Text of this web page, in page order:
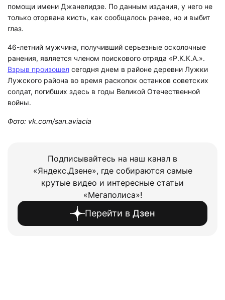
помощи имени Джанелидзе. По данным издания, у него не
только оторвана кисть, как сообщалось ранее, но и выбит
глаз.
46-летний мужчина, получивший серьезные осколочные
ранения, является членом поискового отряда «Р.К.К.А.».
Взрыв произошел сегодня днем в районе деревни Лужки
Лужского района во время раскопок останков советских
солдат, погибших здесь в годы Великой Отечественной
войны.
Фото: vk.com/san.aviacia
Подписывайтесь на наш канал в
«Яндекс.Дзене», где собираются самые
крутые видео и интересные статьи
«Мегаполиса»!
Перейти в Дзен